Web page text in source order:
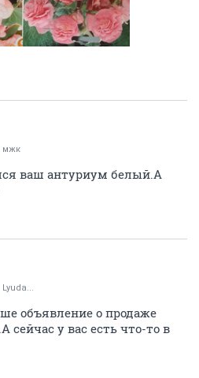
мжк
ваш антуриум белый.А
Lyuda...
объявление о продаже
сейчас у вас есть что-то в